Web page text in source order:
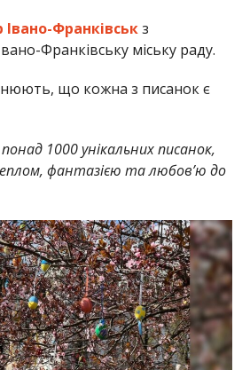
Франківськз
Франківську міську раду.
що кожна з писанок є
1000 унікальних писанок,
фантазією та любов’ю до